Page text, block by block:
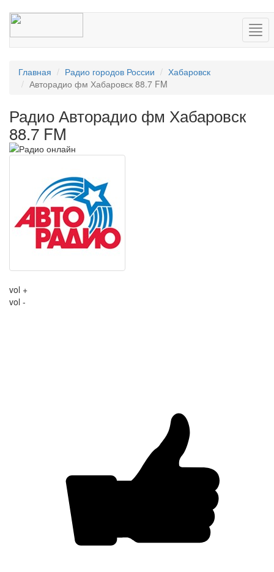
Главная Радио городов России
Хабаровск
Авторадио фм Хабаровск 88.7 FM
Радио Авторадио фм Хабаровск
88.7 FM
vol +
vol -